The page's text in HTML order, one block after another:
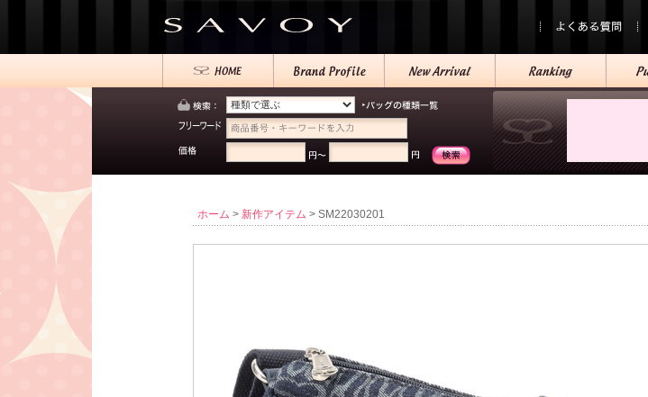
ホーム > 新作アイテム > SM22030201